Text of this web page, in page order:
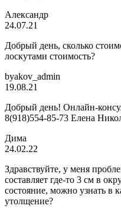
Александр
24.07.21
Добрый день, сколько
лоскутами стоимость?
byakov_admin
19.08.21
Добрый день! Онлайн-
8(918)554-85-73 Елена
Дима
24.02.22
Здравствуйте, у меня
составляет где-то 3 см в
состояние, можно узнать в
утолщение?